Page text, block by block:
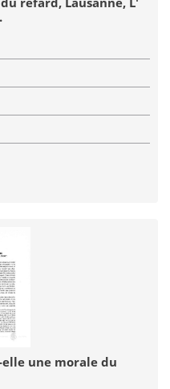
une morale du